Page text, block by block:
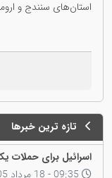
استان‌های سنندج و
تازه ترین خبرها
اسرائیل برای حملات